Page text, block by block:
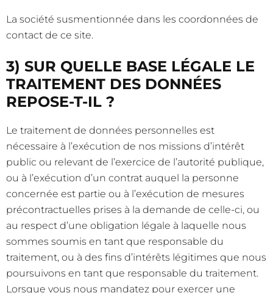
La société susmentionnée dans les coordonnées de
contact de ce site.
3) SUR QUELLE BASE LÉGALE LE
TRAITEMENT DES DONNÉES
REPOSE-T-IL ?
Le traitement de données personnelles est
nécessaire à l’exécution de nos missions d’intérêt
public ou relevant de l’exercice de l’autorité publique,
ou à l’exécution d’un contrat auquel la personne
concernée est partie ou à l’exécution de mesures
précontractuelles prises à la demande de celle-ci, ou
au respect d’une obligation légale à laquelle nous
sommes soumis en tant que responsable du
traitement, ou à des fins d’intérêts légitimes que nous
poursuivons en tant que responsable du traitement.
Lorsque vous nous mandatez pour exercer une